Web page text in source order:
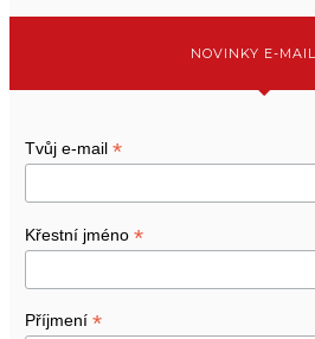
NOVINKY E-
Tvůj e-mail *
Křestní jméno *
Příjmení *